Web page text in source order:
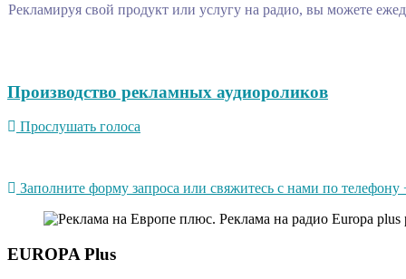
Рекламируя свой продукт или услугу на радио, вы можете
Производство рекламных аудиороликов
Прослушать голоса
Заполните форму запроса или свяжитесь с нами по
EUROPA Plus